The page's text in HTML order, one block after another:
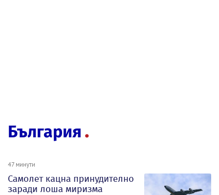
България
47 минути
Самолет кацна принудително
заради лоша миризма